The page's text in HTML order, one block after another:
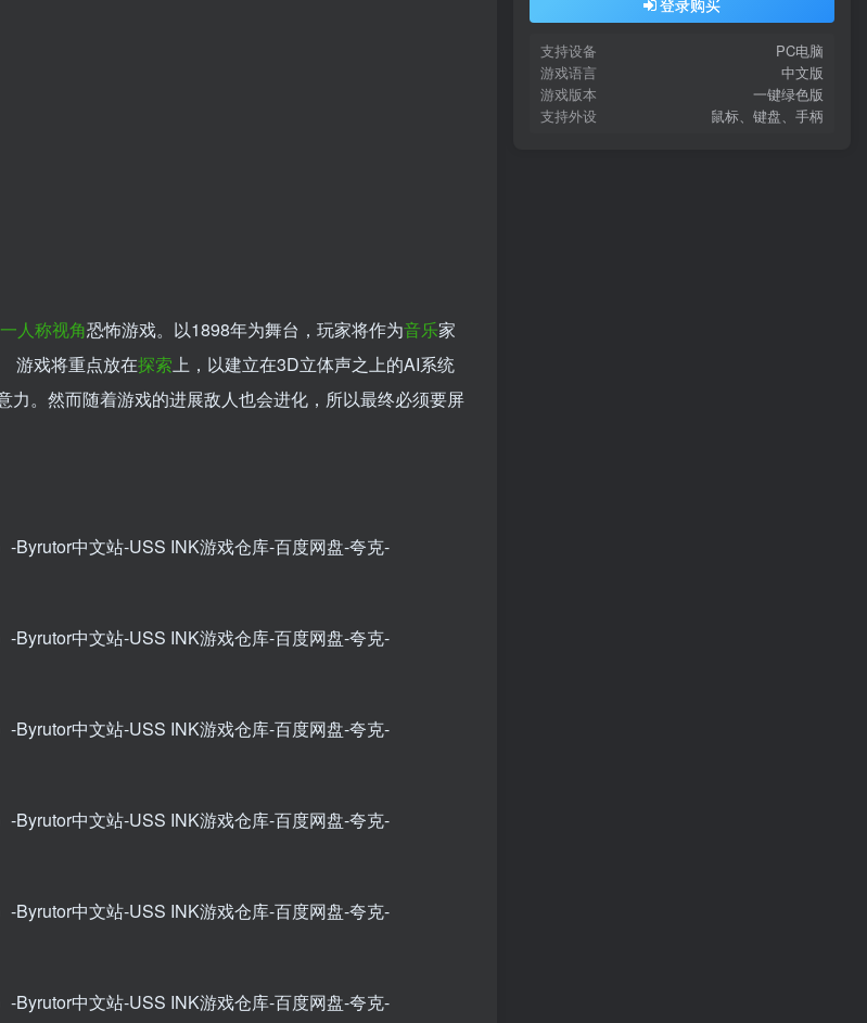
人称视角恐怖游戏。以1898年为舞台，玩家将作为音乐家
戏将重点放在探索上，以建立在3D立体声之上的AI系统
力。然而随着游戏的进展敌人也会进化，所以最终必须要屏
支持设备
PC电脑
游戏语言
中文版
游戏版本
一键绿色版
支持外设
鼠标、键盘、手柄